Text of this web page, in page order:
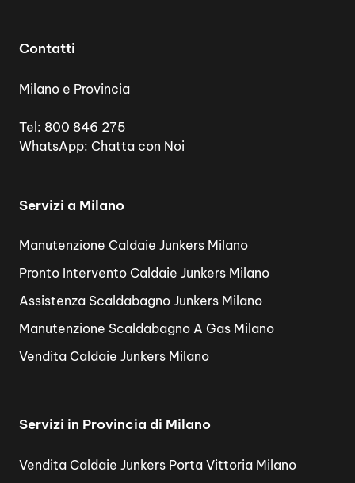
Contatti
Milano e Provincia
Tel: 800 846 275
WhatsApp: Chatta con Noi
Servizi a Milano
Manutenzione Caldaie Junkers Milano
Pronto Intervento Caldaie Junkers Milano
Assistenza Scaldabagno Junkers Milano
Manutenzione Scaldabagno A Gas Milano
Vendita Caldaie Junkers Milano
Servizi in Provincia di Milano
Vendita Caldaie Junkers Porta Vittoria Milano